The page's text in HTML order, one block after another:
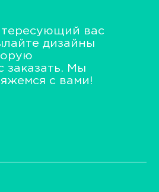
вас
дизайны
заказать. Мы
с вами!